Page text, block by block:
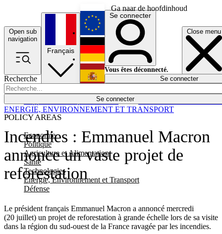
Ga naar de hoofdinhoud
Open sub
navigation
Close menu
Recherche
Se connecter
POLICY AREAS
Economie
Politique
Agriculture et Alimentation
Santé
Technologies
Energie, Environnement et Transport
Défense
Économie
Français
English
Deutsch
Español
Se connecter
Vous êtes déconnecté.
Se connecter
Incendies : Emmanuel Macron
annonce un vaste projet de
reforestation
Le président français Emmanuel Macron a annoncé mercredi
(20 juillet) un projet de reforestation à grande échelle lors de sa visite
dans la région du sud-ouest de la France ravagée par les incendies.
ENERGIE, ENVIRONNEMENT ET TRANSPORT